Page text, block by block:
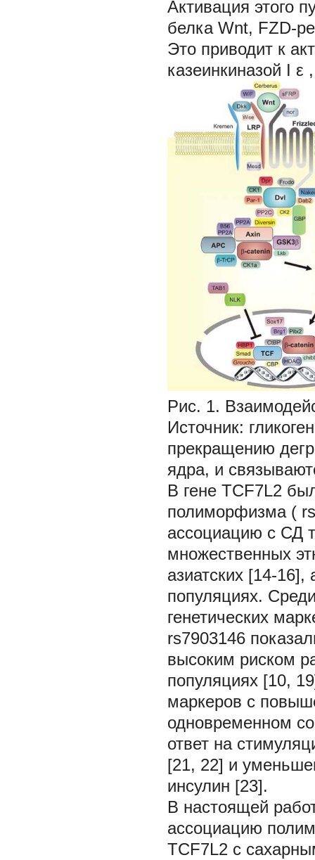
Активация этого
белка Wnt, FZD-
Это приводит к
казеинкиназой I ε
Рис. 1.
Источник:
прекращению
ядра, и
В гене TCF7L2
полиморфизма (
ассоциацию с СД
множественных
азиатских [14-
популяциях.
генетических
rs7903146
высоким риском
популяциях [10,
маркеров с
одновременном
ответ на
[21, 22] и
инсулин [23].
В настоящей
ассоциацию
TCF7L2 с